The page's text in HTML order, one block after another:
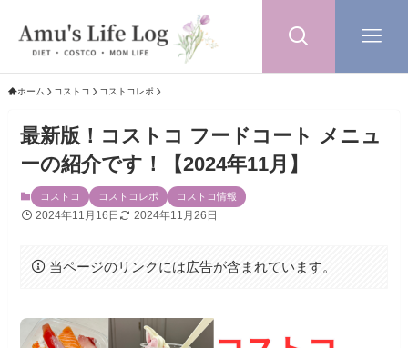
ホーム コストコ コストコレポ
最新版！コストコ フードコート メニュ
ーの紹介です！【2024年11月】
コストコ コストコレポ コストコ情報
2024年11月16日 2024年11月26日
当ページのリンクには広告が含まれています。